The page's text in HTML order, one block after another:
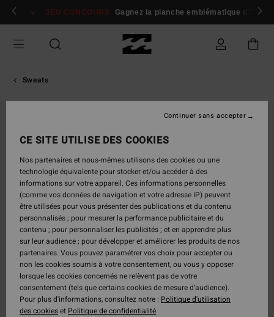
Passer
Se connecter / s'inscrire
JEU CONCOURS Gagnez la planche emblématique d'Andy
Sweats
CE SITE UTILISE DES COOKIES
Nos partenaires et nous-mêmes utilisons des cookies ou une
technologie équivalente pour stocker et/ou accéder à des
informations sur votre appareil. Ces informations personnelles
(comme vos données de navigation et votre adresse IP) peuvent
être utilisées pour vous présenter des publications et du contenu
personnalisés ; pour mesurer la performance publicitaire et du
contenu ; pour personnaliser les publicités ; et en apprendre plus
sur leur audience ; pour développer et améliorer les produits de nos
partenaires. Vous pouvez paramétrer vos choix pour accepter ou
non les cookies soumis à votre consentement, ou vous y opposer
lorsque les cookies concernés ne relèvent pas de votre
consentement (tels que certains cookies de mesure d’audience).
Pour plus d'informations, consultez notre : Politique d'utilisation
des cookieset Politique de confidentialité
Continuer sans accepter